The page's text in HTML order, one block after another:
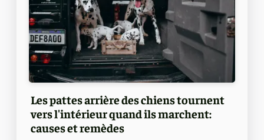
Les pattes arrière des chiens tournent
vers l'intérieur quand ils marchent:
causes et remèdes